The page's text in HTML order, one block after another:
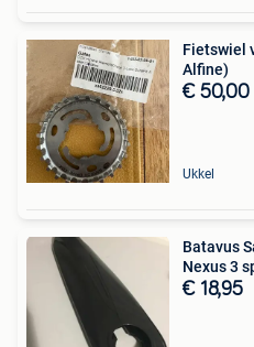
Fietswiel
Alfine)
€ 50,00
Ukkel
Batavus
Nexus 3
€ 18,95